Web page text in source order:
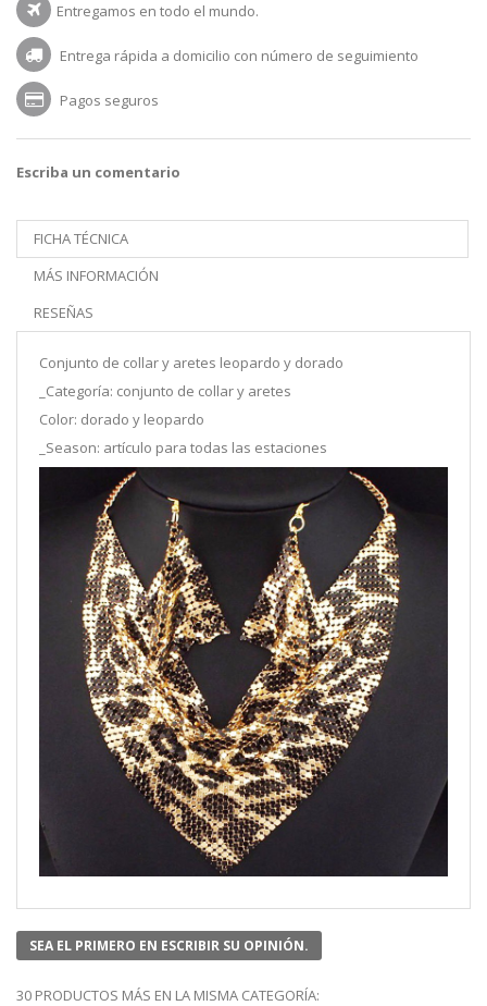
Entregamos en todo el mundo.
Entrega rápida a domicilio con número de seguimiento
Pagos seguros
Escriba un comentario
FICHA TÉCNICA
MÁS INFORMACIÓN
RESEÑAS
Conjunto de collar y aretes leopardo y dorado
_Categoría: conjunto de collar y aretes
Color: dorado y leopardo
_Season: artículo para todas las estaciones
SEA EL PRIMERO EN ESCRIBIR SU OPINIÓN.
30 PRODUCTOS MÁS EN LA MISMA CATEGORÍA: